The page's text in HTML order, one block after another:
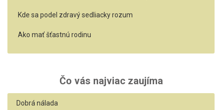
Kde sa podel zdravý sedliacky rozum
Ako mať šťastnú rodinu
Čo vás najviac zaujíma
Dobrá nálada